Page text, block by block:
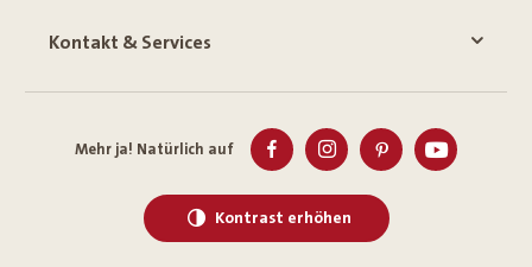
Kontakt & Services
Mehr ja! Natürlich auf
Kontrast erhöhen